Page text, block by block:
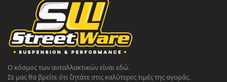
Ο κόσμος των ανταλλακτικών είναι εδώ.
Σε μας θα βρείτε ότι ζητάτε στις καλύτερες τιμές της αγοράς.